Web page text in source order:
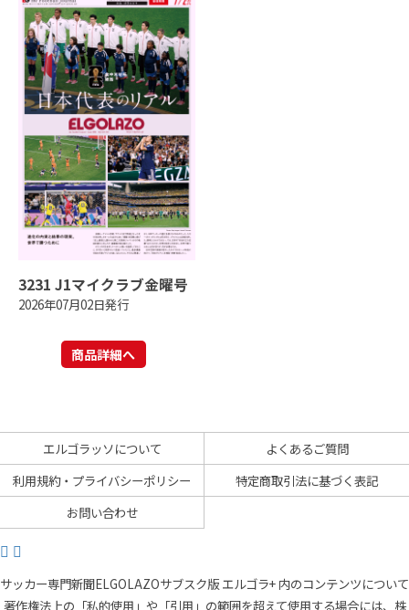
3231 J1マイクラブ金曜号
2026年07月02日発行
商品詳細へ
エルゴラッソについて
よくあるご質問
利用規約・プライバシーポリシー
特定商取引法に基づく表記
お問い合わせ
サッカー専門新聞ELGOLAZOサブスク版 エルゴラ+ 内のコンテンツについて
著作権法上の「私的使用」や「引用」の範囲を超えて使用する場合には、株